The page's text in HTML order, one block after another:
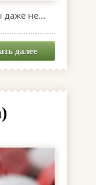
даже не...
далее